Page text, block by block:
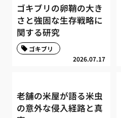
ゴキブリの卵鞘の大き
さと強固な生存戦略に
関する研究
2026.07.17
ゴキブリ
老舗の米屋が語る米虫
の意外な侵入経路と真